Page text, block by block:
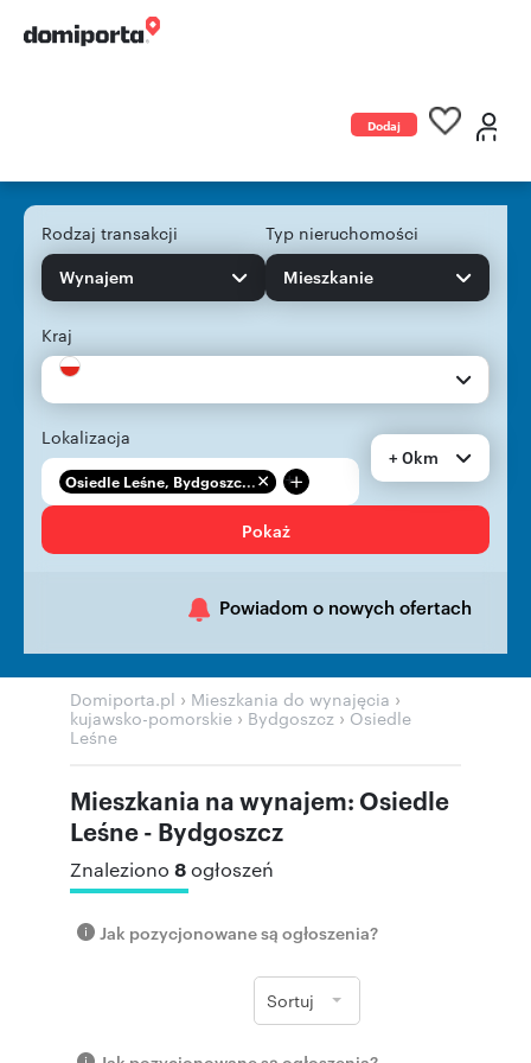
Dodaj
Rodzaj transakcji
Wynajem
Typ nieruchomości
Mieszkanie
Kraj
Lokalizacja
Osiedle Leśne, Bydgoszc... +
+ 0km
Pokaż
Powiadom o nowych ofertach
Domiporta.pl › Mieszkania do wynajęcia ›
kujawsko-pomorskie › Bydgoszcz › Osiedle
Leśne
Mieszkania na wynajem: Osiedle
Leśne - Bydgoszcz
Znaleziono 8ogłoszeń
Jak pozycjonowane są ogłoszenia?
Sortuj